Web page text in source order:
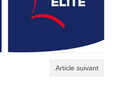
Article suivant